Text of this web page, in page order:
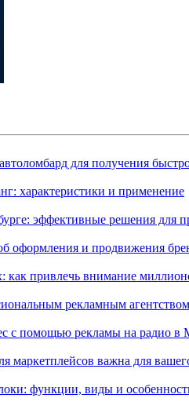
для получения
характеристики и применение
эффективные решения для
оформления и продвижения
как привлечь внимание
рекламным
с помощью рекламы на радио в
маркетплейсов важна для
функции, виды и